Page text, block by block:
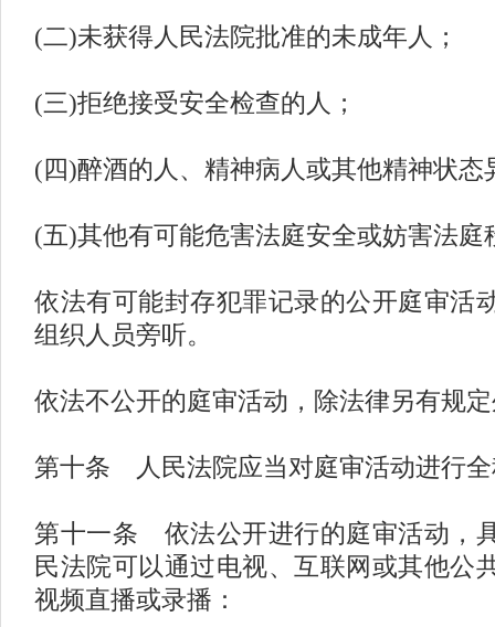
(二)未获得人民法院批准的未成年人；
(三)拒绝接受安全检查的人；
(四)醉酒的人、精神病人或其他精神状态
(五)其他有可能危害法庭安全或妨害法庭
依法有可能封存犯罪记录的公开庭审活
组织人员旁听。
依法不公开的庭审活动，除法律另有规
第十条 人民法院应当对庭审活动进行
第十一条 依法公开进行的庭审活动，
民法院可以通过电视、互联网或其他公
视频直播或录播：